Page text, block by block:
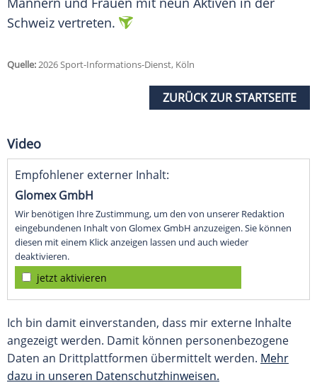
Schweiz vertreten.
Quelle:2026 Sport-Informations-Dienst, Köln
ZURÜCK ZUR STARTSEITE
Video
Empfohlener externer Inhalt:
Glomex GmbH
Wir benötigen Ihre Zustimmung, um den von unserer Redaktion
eingebundenen Inhalt von Glomex GmbH anzuzeigen. Sie können
diesen mit einem Klick anzeigen lassen und auch wieder
deaktivieren.
jetzt aktivieren
Ich bin damit einverstanden, dass mir externe Inhalte
angezeigt werden. Damit können personenbezogene
Daten an Drittplattformen übermittelt werden. Mehr
dazu in unseren Datenschutzhinweisen.